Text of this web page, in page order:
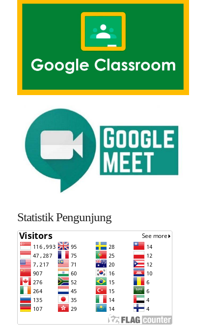
Statistik Pengunjung